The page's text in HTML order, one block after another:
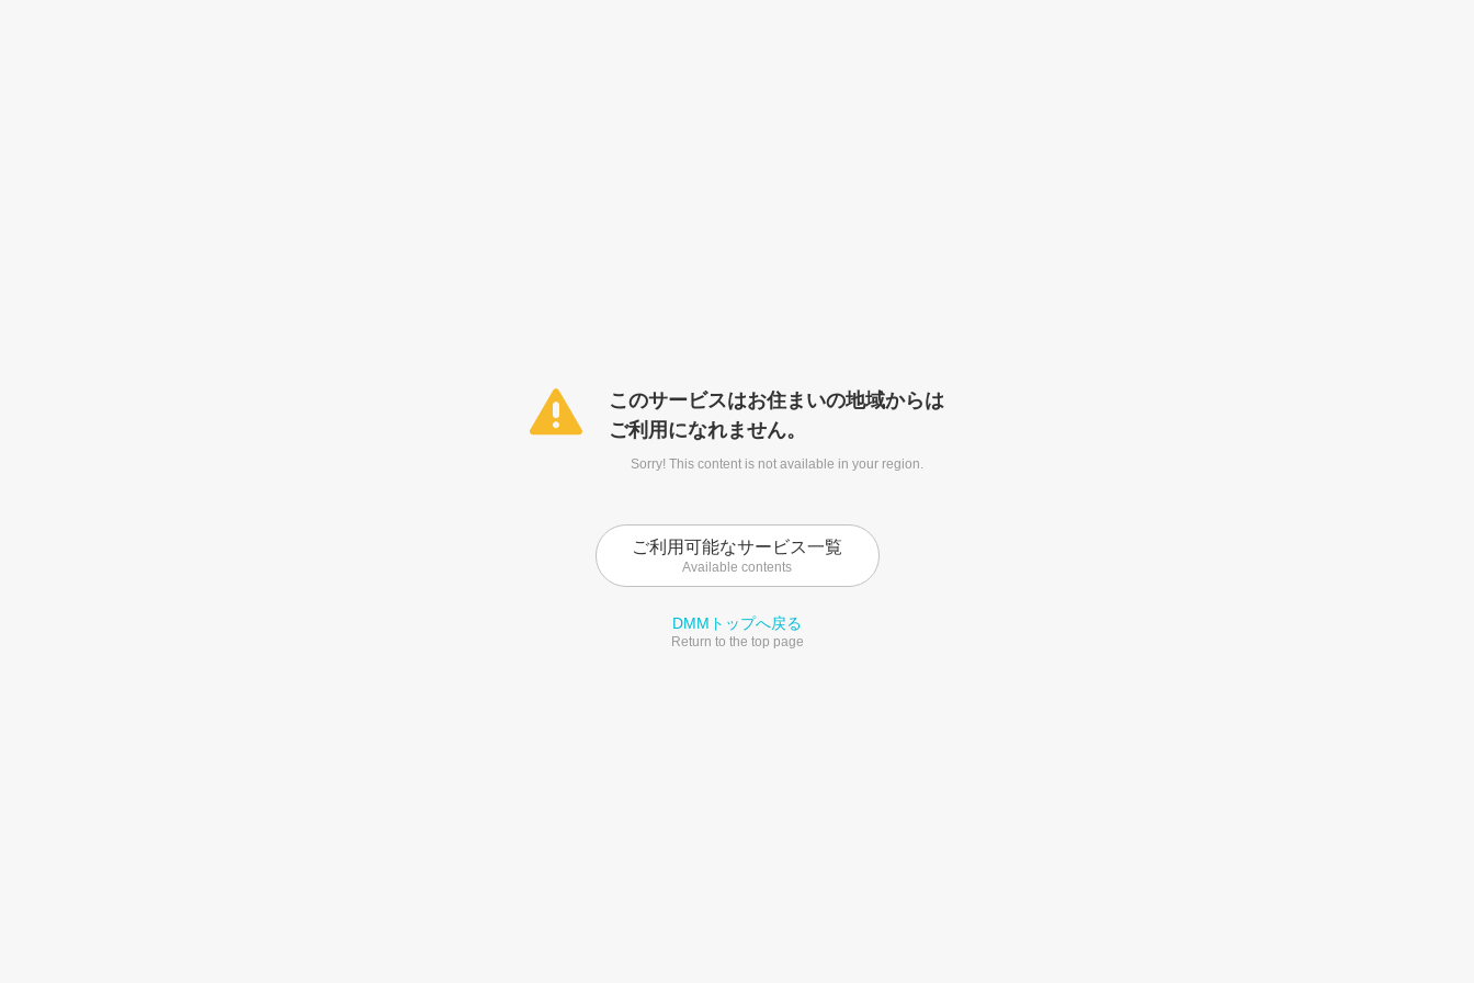
このサービスはお住まいの地域からは
ご利用になれません。
Sorry! This content is not available in your region.
ご利用可能なサービス一覧
Available contents
DMMトップへ戻る
Return to the top page